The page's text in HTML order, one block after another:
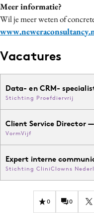
Meer informatie?
Wil je meer weten of
Vacatures
Data- en CRM-
Stichting Proefdiervrij
Client Service Director
VormVijf
Expert interne
Stichting CliniClowns
0 0